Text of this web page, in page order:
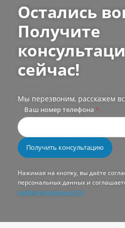
Остались
Получите
сейчас!
Мы перезвоним, расскажем
Ваш номер телефона *
Нажимая на кнопку, вы даёте
персональных данных и
конфиденциальности